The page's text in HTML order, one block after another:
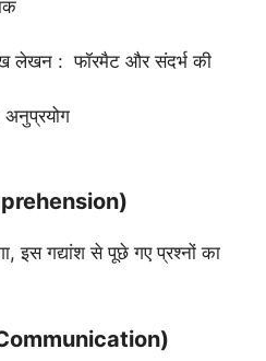
लेखन : फॉरमैट और संदर्भ की
इस गद्यांश से पूछे गए प्रश्नों का